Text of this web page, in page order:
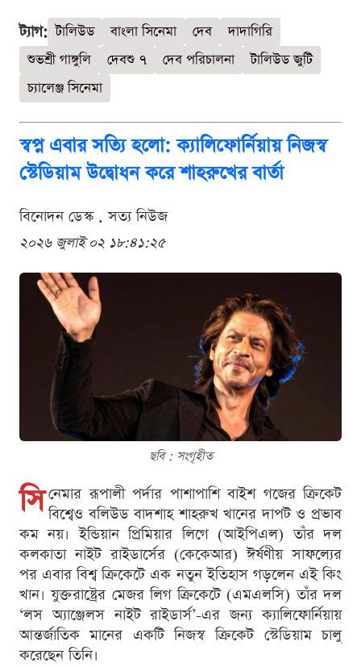
ট্যাগ: টালিউড বাংলা সিনেমা দেব
দাদাগিরি
শুভশ্রী গাঙ্গুলি
দেবশু ৭ দেব পরিচালনা
টালিউড জুটি
চ্যালেঞ্জ সিনেমা
স্বপ্ন এবার সত্যি হলো: ক্যালিফোর্নিয়ায় নিজস্ব
স্টেডিয়াম উদ্বোধন করে শাহরুখের বার্তা
বিনোদন ডেস্ক . সত্য নিউজ
২০২৬ জুলাই ০২ ১৮:৪১:২৫
ছবি : সংগৃহীত
সি নেমার রূপালী পর্দার পাশাপাশি বাইশ গজের ক্রিকেট
বিশ্বেও বলিউড বাদশাহ শাহরুখ খানের দাপট ও প্রভাব
কম নয়। ইন্ডিয়ান প্রিমিয়ার লিগে (আইপিএল) তাঁর দল
কলকাতা নাইট রাইডার্সের (কেকেআর) ঈর্ষণীয় সাফল্যের
পর এবার বিশ্ব ক্রিকেটে এক নতুন ইতিহাস গড়লেন এই কিং
খান। যুক্তরাষ্ট্রের মেজর লিগ ক্রিকেটে (এমএলসি) তাঁর দল
‘লস অ্যাঞ্জেলস নাইট রাইডার্স’-এর জন্য ক্যালিফোর্নিয়ায়
আন্তর্জাতিক মানের একটি নিজস্ব ক্রিকেট স্টেডিয়াম চালু
করেছেন তিনি।